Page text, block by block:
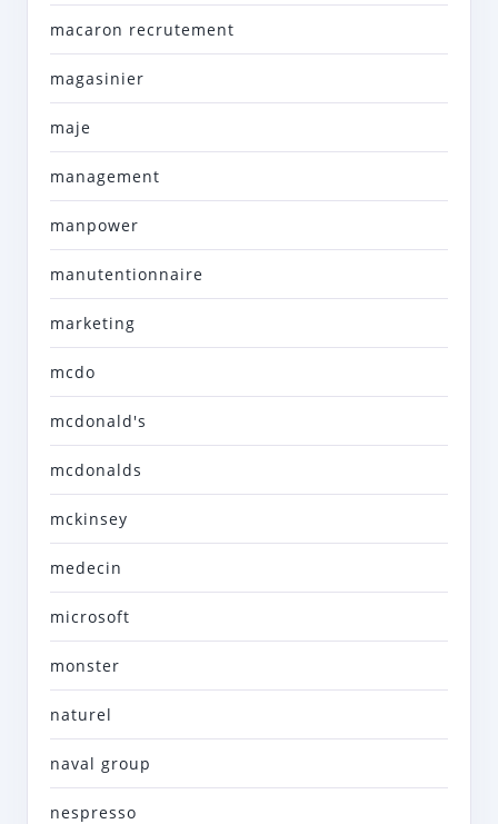
macaron recrutement
magasinier
maje
management
manpower
manutentionnaire
marketing
mcdo
mcdonald's
mcdonalds
mckinsey
medecin
microsoft
monster
naturel
naval group
nespresso